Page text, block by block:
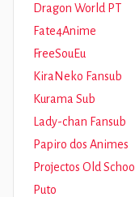
Dragon World PT
Fate4Anime
FreeSouEu
KiraNeko Fansub
Kurama Sub
Lady-chan Fansub
Papiro dos Animes
Projectos Old School
Puto